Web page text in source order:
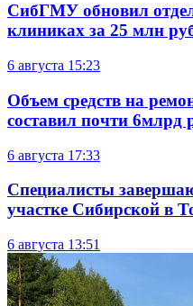
СибГМУ обновил
клиниках за 25 млн
6 августа 15:23
Объем средств на
составил почти 6млрд
6 августа 17:33
Специалисты
участке Сибирской в
6 августа 13:51